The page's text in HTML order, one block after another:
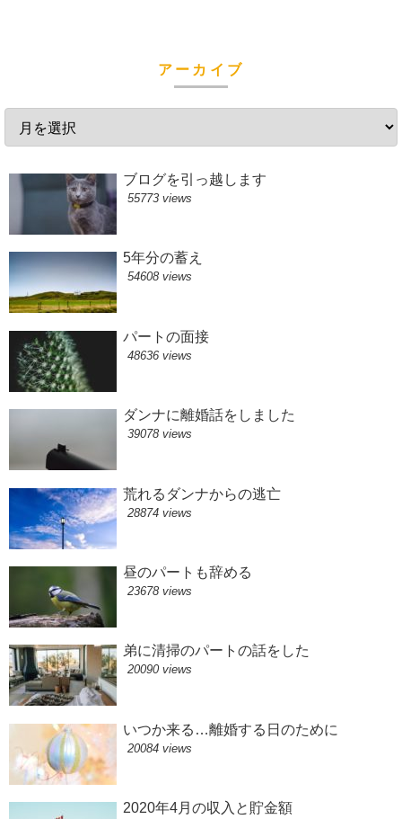
アーカイブ
ブログを引っ越します
55773 views
5年分の蓄え
54608 views
パートの面接
48636 views
ダンナに離婚話をしました
39078 views
荒れるダンナからの逃亡
28874 views
昼のパートも辞める
23678 views
弟に清掃のパートの話をした
20090 views
いつか来る…離婚する日のために
20084 views
2020年4月の収入と貯金額